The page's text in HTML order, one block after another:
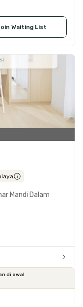
Waiting List
Mandi Dalam
di awal